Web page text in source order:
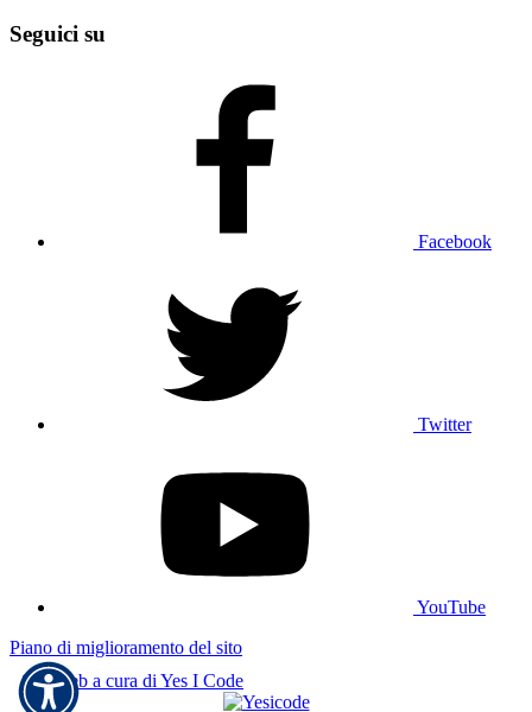
Seguici su
Facebook
Twitter
YouTube
Piano di miglioramento del sito
Sito web a cura di Yes I Code